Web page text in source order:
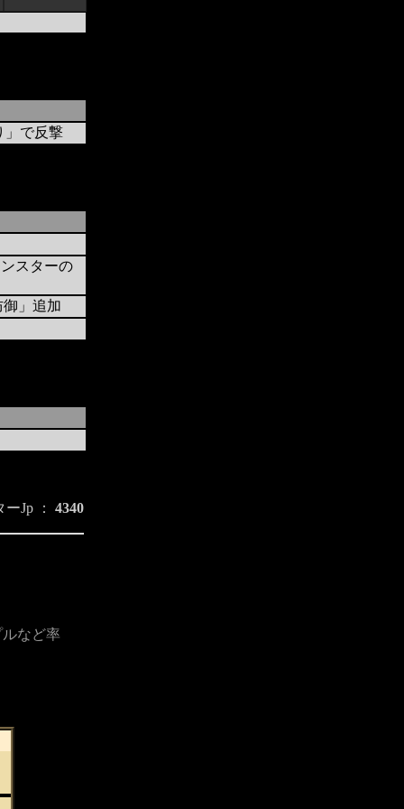
」で反撃
スターの
」追加
ーJp ： 4340
など率